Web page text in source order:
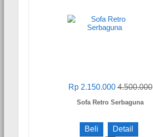
Rp 2.150.0004.500.000
Sofa Retro Serbaguna
Beli Detail